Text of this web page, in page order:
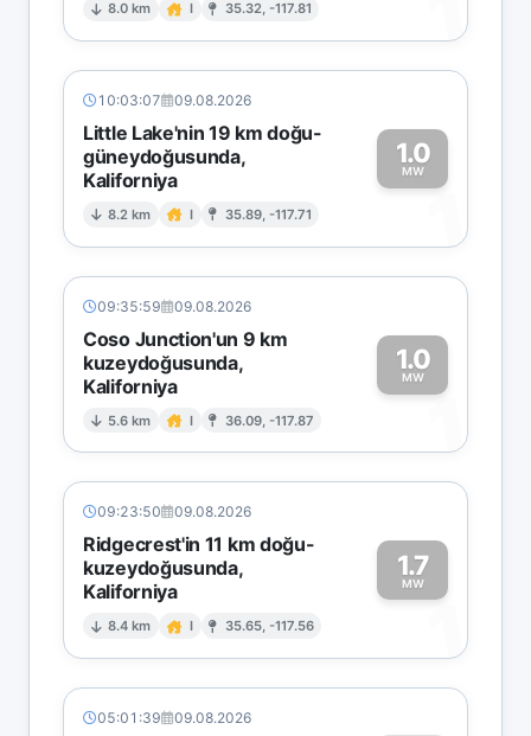
8.0 km I 35.32, -117.81
10:03:07 09.08.2026
Little Lake'nin 19 km doğu-
güneydoğusunda,
Kaliforniya
8.2 km I 35.89, -117.71
1.0
MW
1
09:35:59 09.08.2026
Coso Junction'un 9 km
kuzeydoğusunda,
Kaliforniya
5.6 km I 36.09, -117.87
1.0
MW
1
09:23:50 09.08.2026
Ridgecrest'in 11 km doğu-
kuzeydoğusunda,
Kaliforniya
8.4 km I 35.65, -117.56
1.7
MW
1
05:01:39 09.08.2026